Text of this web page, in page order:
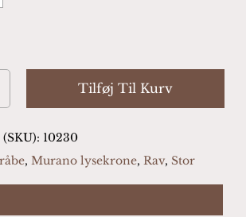
Tilføj Til Kurv
10230
, Murano lysekrone, Rav, Stor